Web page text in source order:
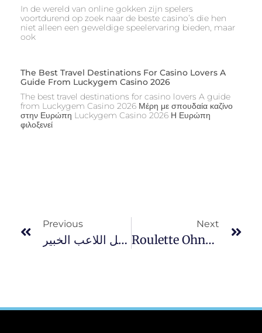
In de wereld van online gokken zijn spelers
voortdurend op zoek naar de beste casino’s die hen
niet alleen een geweldige speelervaring bieden, maar
ook
The Best Travel Destinations For Casino Lovers A
Guide From Luckygem Casino 2026
The best travel destinations for casino lovers A guide
from Luckygem Casino 2026 Μέρη με σπουδαία καζίνο
στην Ευρώπη Luckygem Casino 2026 Η Ευρώπη
φιλοξενεί
Previous
واقعي روليت على الهاتف المحمول بواجهة عربية: دليل اللاعب الخبير
Next
Roulette Ohne Einzahlung Gratis: Alles, Was Sie Wissen Müssen